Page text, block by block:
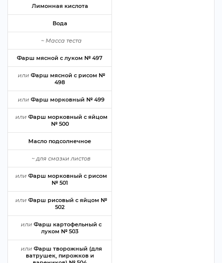
Лимонная кислота
ода
~ Масса теста
Фарш мясной с луком № 497
или Фарш мясной с рисом №
498
или Фарш морковный № 499
или Фарш морковный с яйцом
№ 500
Масло подсолнечное
~для смазки листо
или Фарш морковный с рисом
№ 501
или Фарш рисовый с яйцом №
502
или Фарш картофельный с
луком № 503
или Фарш творожный (для
атрушек, пирожков и